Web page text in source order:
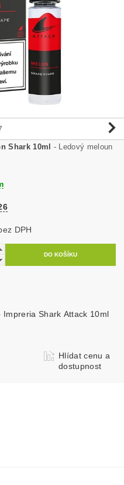
Shark 10ml - Ledový meloun
Kč bez DPH
Impreria Shark Attack 10ml
Hlídat cenu a
dostupnost